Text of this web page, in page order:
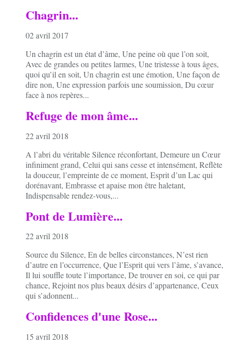
Chagrin...
02 avril 2017
Un chagrin est un état d’âme, Une peine où que l’on soit,
Avec de grandes ou petites larmes, Une tristesse à tous âges,
quoi qu’il en soit, Un chagrin est une émotion, Une façon de
dire non, Une expression parfois une soumission, Du cœur
face à nos repères...
Refuge de mon âme...
22 avril 2018
A l’abri du véritable Silence réconfortant, Demeure un Cœur
infiniment grand, Celui qui sans cesse et intensément, Reflète
la douceur, l’empreinte de ce moment, Esprit d’un Lac qui
dorénavant, Embrasse et apaise mon être haletant,
Indispensable rendez-vous,...
Pont de Lumière...
22 avril 2018
Source du Silence, En de belles circonstances, N’est rien
d’autre en l’occurrence, Que l’Esprit qui vers l’âme, s’avance,
Il lui souffle toute l’importance, De trouver en soi, ce qui par
chance, Rejoint nos plus beaux désirs d’appartenance, Ceux
qui s’adonnent...
Confidences d'une Rose...
15 avril 2018